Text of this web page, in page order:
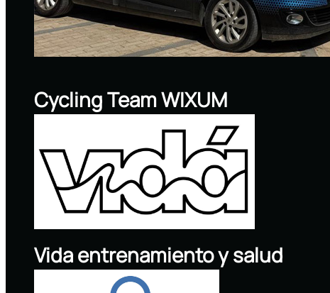
Cycling Team WIXUM
Vida entrenamiento y salud